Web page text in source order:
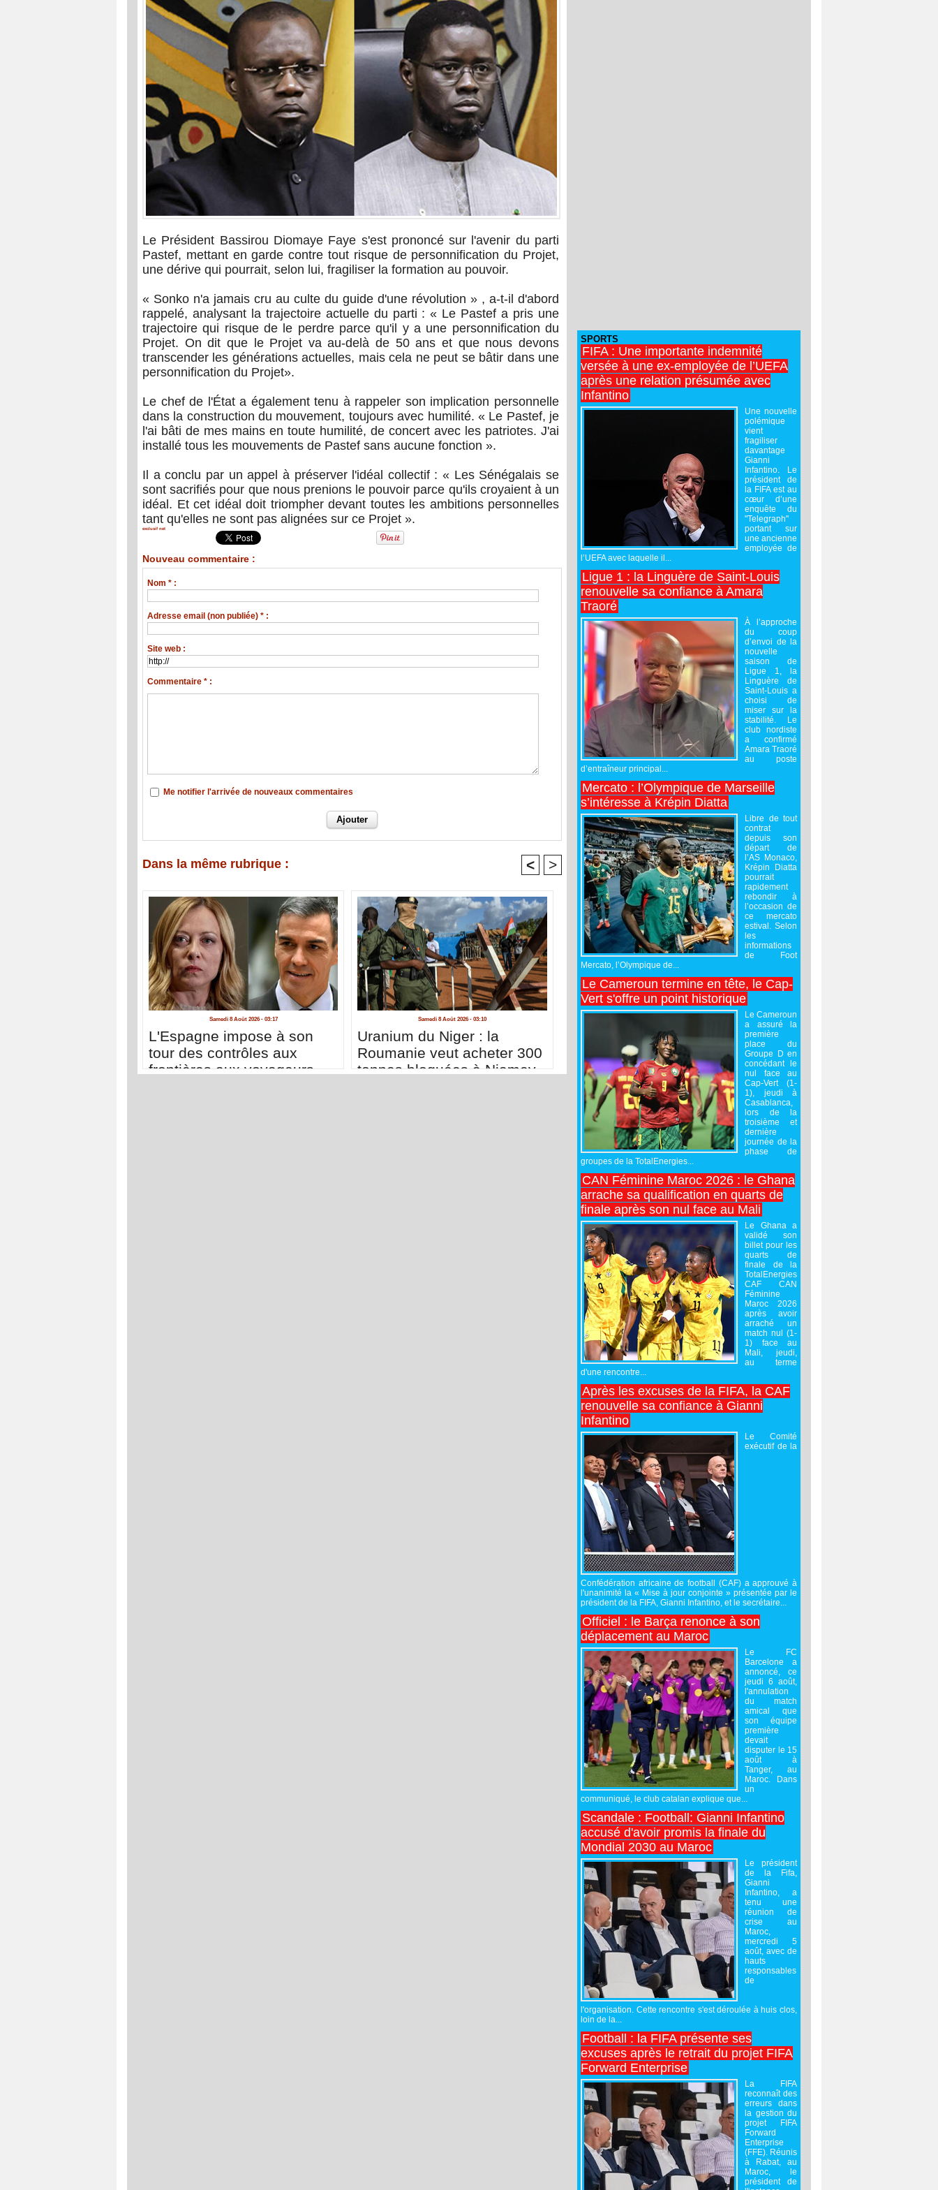
Le Président Bassirou Diomaye Faye s'est prononcé sur l'avenir du parti
Pastef, mettant en garde contre tout risque de personnification du Projet,
une dérive qui pourrait, selon lui, fragiliser la formation au pouvoir.
« Sonko n'a jamais cru au culte du guide d'une révolution » , a-t-il d'abord
rappelé, analysant la trajectoire actuelle du parti : « Le Pastef a pris une
trajectoire qui risque de le perdre parce qu'il y a une personnification du
Projet. On dit que le Projet va au-delà de 50 ans et que nous devons
transcender les générations actuelles, mais cela ne peut se bâtir dans une
personnification du Projet».
Le chef de l'État a également tenu à rappeler son implication personnelle
dans la construction du mouvement, toujours avec humilité. « Le Pastef, je
l'ai bâti de mes mains en toute humilité, de concert avec les patriotes. J'ai
installé tous les mouvements de Pastef sans aucune fonction ».
Il a conclu par un appel à préserver l'idéal collectif : « Les Sénégalais se
sont sacrifiés pour que nous prenions le pouvoir parce qu'ils croyaient à un
idéal. Et cet idéal doit triompher devant toutes les ambitions personnelles
tant qu'elles ne sont pas alignées sur ce Projet ».
exclusif net
Nouveau commentaire :
Nom * :
Adresse email (non publiée) * :
Site web :
Commentaire * :
Me notifier l'arrivée de nouveaux commentaires
Dans la même rubrique : < >
Samedi 8 Août 2026 - 03:17
L'Espagne impose à son
tour des contrôles aux
frontières aux voyageurs
Samedi 8 Août 2026 - 03:10
Uranium du Niger : la
Roumanie veut acheter 300
tonnes bloquées à Niamey
SPORTS
FIFA : Une importante indemnité
versée à une ex-employée de l’UEFA
après une relation présumée avec
Infantino
Une nouvelle
polémique
vient
fragiliser
davantage
Gianni
Infantino. Le
président de
la FIFA est au
cœur d’une
enquête du
"Telegraph"
portant sur
une ancienne
employée de
l’UEFA avec laquelle il...
Ligue 1 : la Linguère de Saint-Louis
renouvelle sa confiance à Amara
Traoré
À l’approche
du coup
d’envoi de la
nouvelle
saison de
Ligue 1, la
Linguère de
Saint-Louis a
choisi de
miser sur la
stabilité. Le
club nordiste
a confirmé
Amara Traoré
au poste
d’entraîneur principal...
Mercato : l’Olympique de Marseille
s’intéresse à Krépin Diatta
Libre de tout
contrat
depuis son
départ de
l’AS Monaco,
Krépin Diatta
pourrait
rapidement
rebondir à
l’occasion de
ce mercato
estival. Selon
les
informations
de Foot
Mercato, l’Olympique de...
Le Cameroun termine en tête, le Cap-
Vert s'offre un point historique
Le Cameroun
a assuré la
première
place du
Groupe D en
concédant le
nul face au
Cap-Vert (1-
1), jeudi à
Casablanca,
lors de la
troisième et
dernière
journée de la
phase de
groupes de la TotalEnergies...
CAN Féminine Maroc 2026 : le Ghana
arrache sa qualification en quarts de
finale après son nul face au Mali
Le Ghana a
validé son
billet pour les
quarts de
finale de la
TotalEnergies
CAF CAN
Féminine
Maroc 2026
après avoir
arraché un
match nul (1-
1) face au
Mali, jeudi,
au terme
d'une rencontre...
Après les excuses de la FIFA, la CAF
renouvelle sa confiance à Gianni
Infantino
Le Comité
exécutif de la
Confédération africaine de football (CAF) a approuvé à
l'unanimité la « Mise à jour conjointe » présentée par le
président de la FIFA, Gianni Infantino, et le secrétaire...
Officiel : le Barça renonce à son
déplacement au Maroc
Le FC
Barcelone a
annoncé, ce
jeudi 6 août,
l'annulation
du match
amical que
son équipe
première
devait
disputer le 15
août à
Tanger, au
Maroc. Dans
un
communiqué, le club catalan explique que...
Scandale : Football: Gianni Infantino
accusé d'avoir promis la finale du
Mondial 2030 au Maroc
Le président
de la Fifa,
Gianni
Infantino, a
tenu une
réunion de
crise au
Maroc,
mercredi 5
août, avec de
hauts
responsables
de
l'organisation. Cette rencontre s'est déroulée à huis clos,
loin de la...
Football : la FIFA présente ses
excuses après le retrait du projet FIFA
Forward Enterprise
La FIFA
reconnaît des
erreurs dans
la gestion du
projet FIFA
Forward
Enterprise
(FFE). Réunis
à Rabat, au
Maroc, le
président de